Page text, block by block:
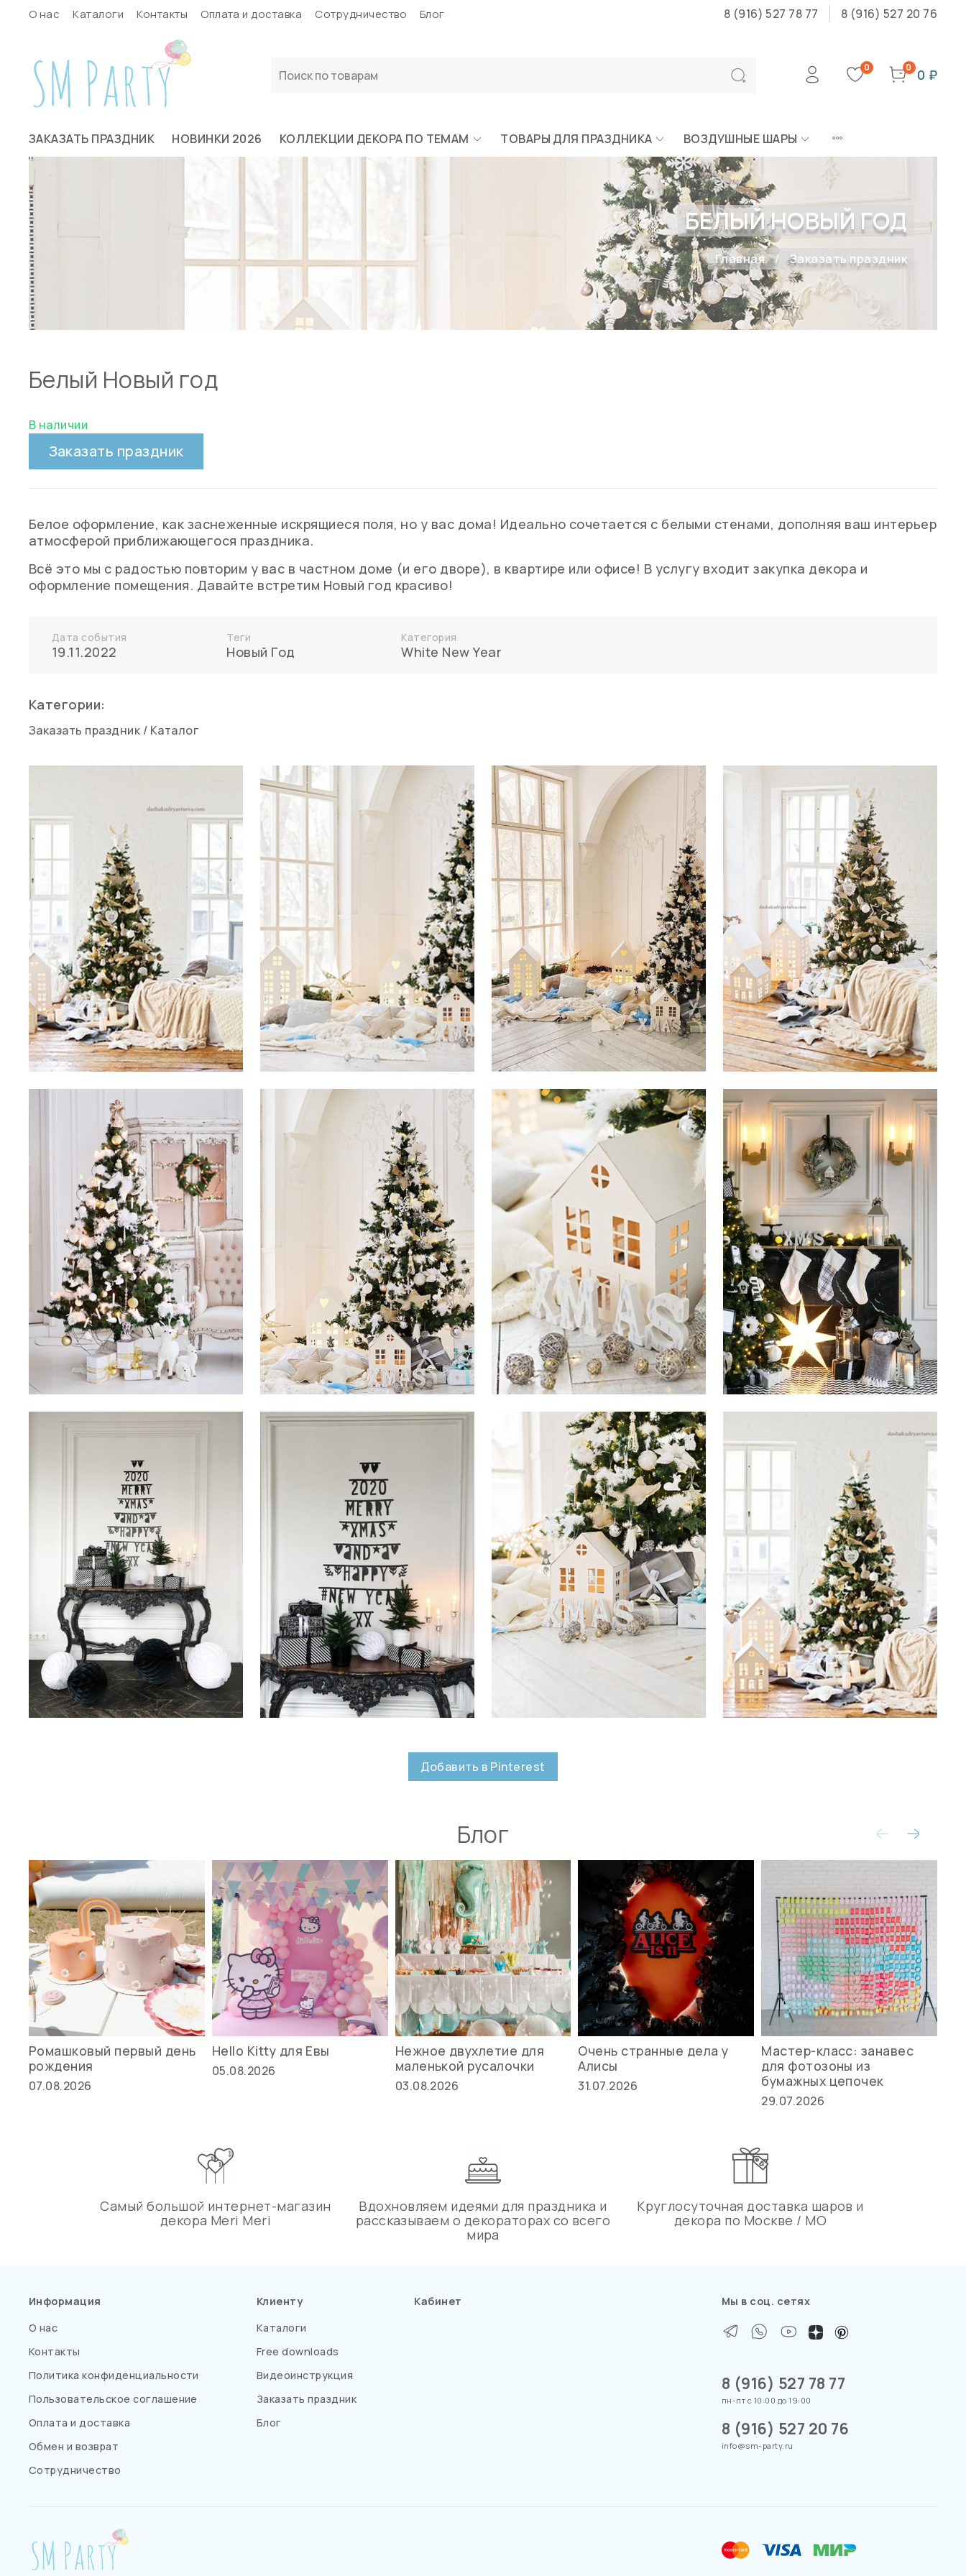
О нас Каталоги Контакты Оплата и доставка Сотрудничество Блог 8 (916) 527 78 77 8 (916) 527 20 76
0 0 0 ₽
ЗАКАЗАТЬ ПРАЗДНИК НОВИНКИ 2026 КОЛЛЕКЦИИ ДЕКОРА ПО ТЕМАМ ТОВАРЫ ДЛЯ ПРАЗДНИКА ВОЗДУШНЫЕ ШАРЫ
БЕЛЫЙ НОВЫЙ ГОД
Главная Заказать праздник
Белый Новый год
В наличии
Заказать праздник
Белое оформление, как заснеженные искрящиеся поля, но у вас дома! Идеально сочетается с белыми стенами, дополняя ваш интерьер
атмосферой приближающегося праздника.
Всё это мы с радостью повторим у вас в частном доме (и его дворе), в квартире или офисе! В услугу входит закупка декора и
оформление помещения. Давайте встретим Новый год красиво!
Дата события
19.11.2022
Теги
Новый Год
Категория
White New Year
Категории:
Заказать праздник / Каталог
Добавить в Pinterest
Блог
Ромашковый первый день
рождения
07.08.2026
Hello Kitty для Евы
05.08.2026
Нежное двухлетие для
маленькой русалочки
03.08.2026
Очень странные дела у
Алисы
31.07.2026
Мастер-класс: занавес
для фотозоны из
бумажных цепочек
29.07.2026
Самый большой интернет-магазин
декора Meri Meri
Вдохновляем идеями для праздника и
рассказываем о декораторах со всего
мира
Круглосуточная доставка шаров и
декора по Москве / МО
Информация
О нас
Контакты
Политика конфиденциальности
Пользовательское соглашение
Оплата и доставка
Обмен и возврат
Сотрудничество
Клиенту
Каталоги
Free downloads
Видеоинструкция
Заказать праздник
Блог
Кабинет Мы в соц. сетях
8 (916) 527 78 77
пн-пт с 10:00 до 19:00
8 (916) 527 20 76
info@sm-party.ru